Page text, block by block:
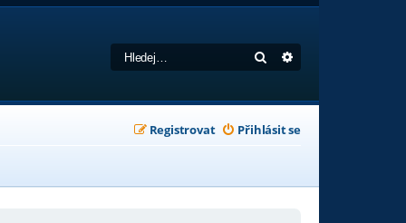
Hledat
Přihlásit se
Registrovat